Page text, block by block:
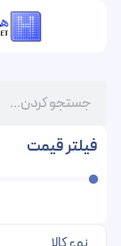
فیلتر قیمت